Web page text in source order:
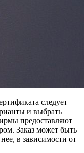
следует
и выбрать
предоставляют
Заказ может быть
в зависимости от